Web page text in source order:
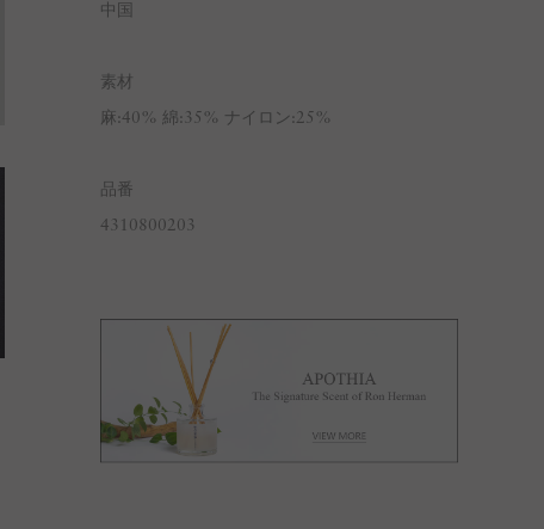
中国
素材
麻:40% 綿:35% ナイロン:25%
品番
4310800203